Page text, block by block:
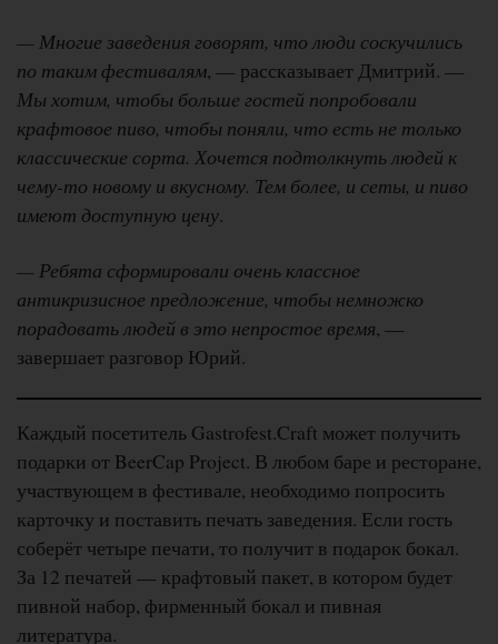
— Многие заведения говорят, что люди соскучились
по таким фестивалям, — рассказывает Дмитрий. —
Мы хотим, чтобы больше гостей попробовали
крафтовое пиво, чтобы поняли, что есть не только
классические сорта. Хочется подтолкнуть людей к
чему-то новому и вкусному. Тем более, и сеты, и пиво
имеют доступную цену.
— Ребята сформировали очень классное
антикризисное предложение, чтобы немножко
порадовать людей в это непростое время, —
завершает разговор Юрий.
Каждый посетитель Gastrofest.Craft может получить
подарки от BeerCap Project. В любом баре и ресторане,
участвующем в фестивале, необходимо попросить
карточку и поставить печать заведения. Если гость
соберёт четыре печати, то получит в подарок бокал.
За 12 печатей — крафтовый пакет, в котором будет
пивной набор, фирменный бокал и пивная
литература.